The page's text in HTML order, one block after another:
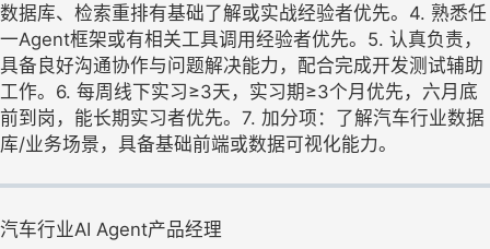
数据库、检索重排有基础了解或实战经验者优先。4. 熟悉任
一Agent框架或有相关工具调用经验者优先。5. 认真负责，
具备良好沟通协作与问题解决能力，配合完成开发测试辅助
工作。6. 每周线下实习≥3天，实习期≥3个月优先，六月底
前到岗，能长期实习者优先。7. 加分项：了解汽车行业数据
库/业务场景，具备基础前端或数据可视化能力。
汽车行业AI Agent产品经理